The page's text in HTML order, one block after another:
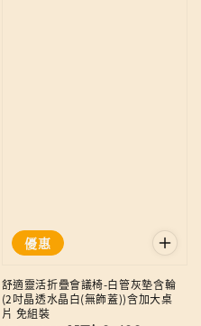
優惠
舒適靈活折疊會議椅-白管灰墊含輪
(2吋晶透水晶白(無飾蓋))含加大桌
片 免組裝